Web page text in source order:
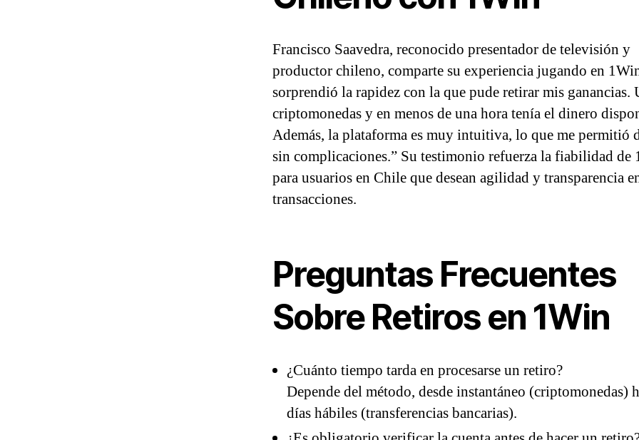
Francisco Saavedra, reconocido presentador de televisión y
productor chileno, comparte su experiencia jugando en
sorprendió la rapidez con la que pude retirar mis ganancias.
criptomonedas y en menos de una hora tenía el dinero
Además, la plataforma es muy intuitiva, lo que me permitió
sin complicaciones.” Su testimonio refuerza la fiabilidad de
para usuarios en Chile que desean agilidad y transparencia
transacciones.
Preguntas Frecuentes
Sobre Retiros en 1Win
¿Cuánto tiempo tarda en procesarse un retiro?
Depende del método, desde instantáneo (criptomonedas)
días hábiles (transferencias bancarias).